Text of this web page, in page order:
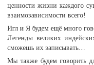
ценности жизни каждого
взаимозависимости всего!
Игл и Я будем ещё много
Легенды великих
сможешь их записывать…
Мы также будем говорить